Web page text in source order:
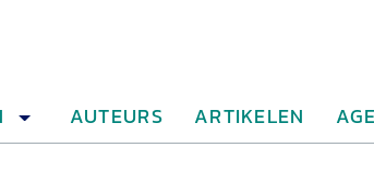
AUTEURS ARTIKELEN